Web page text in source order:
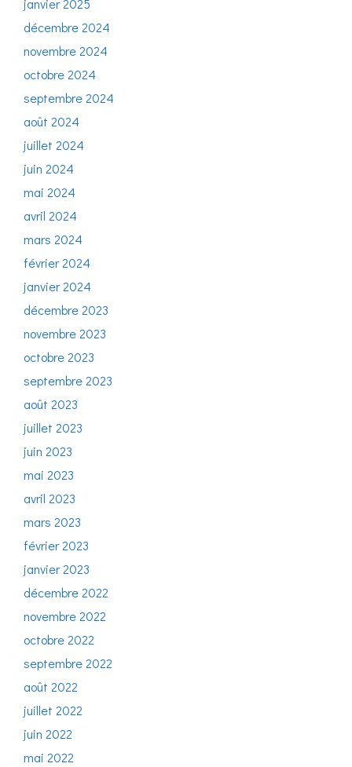
janvier 2025
décembre 2024
novembre 2024
octobre 2024
septembre 2024
août 2024
juillet 2024
juin 2024
mai 2024
avril 2024
mars 2024
février 2024
janvier 2024
décembre 2023
novembre 2023
octobre 2023
septembre 2023
août 2023
juillet 2023
juin 2023
mai 2023
avril 2023
mars 2023
février 2023
janvier 2023
décembre 2022
novembre 2022
octobre 2022
septembre 2022
août 2022
juillet 2022
juin 2022
mai 2022